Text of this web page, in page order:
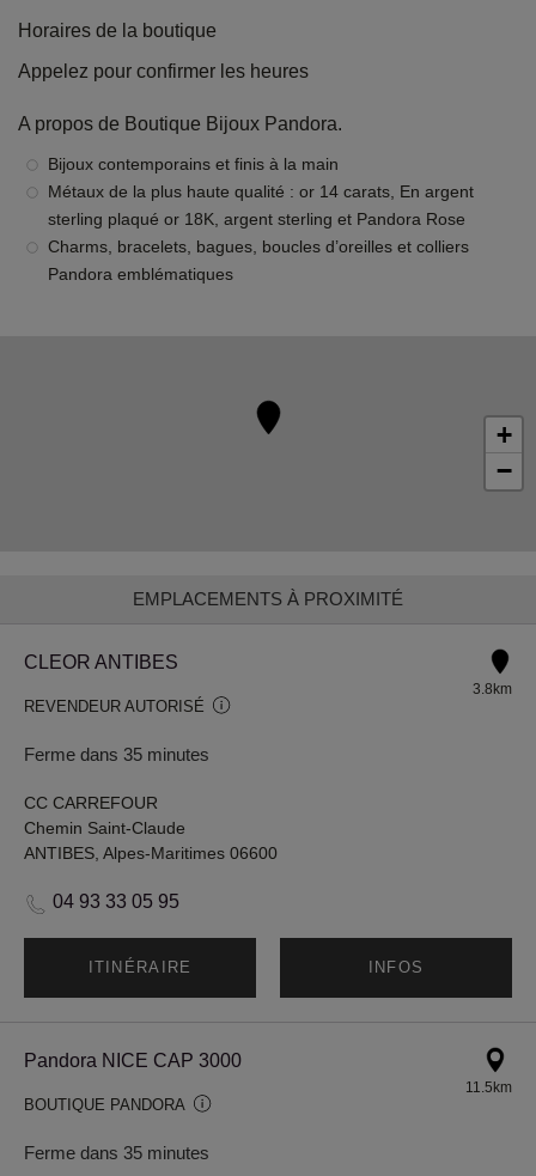
Horaires de la boutique
Appelez pour confirmer les heures
A propos de Boutique Bijoux Pandora.
Bijoux contemporains et finis à la main
Métaux de la plus haute qualité : or 14 carats, En argent
sterling plaqué or 18K, argent sterling et Pandora Rose
Charms, bracelets, bagues, boucles d’oreilles et colliers
Pandora emblématiques
+
−
EMPLACEMENTS À PROXIMITÉ
CLEOR ANTIBES
REVENDEUR AUTORISÉ
Ferme dans 35 minutes
3.8km
CC CARREFOUR
Chemin Saint-Claude
ANTIBES, Alpes-Maritimes 06600
04 93 33 05 95
ITINÉRAIRE INFOS
Pandora NICE CAP 3000
BOUTIQUE PANDORA
Ferme dans 35 minutes
11.5km